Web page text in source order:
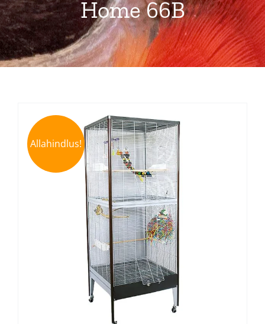
Pakkumised
Blogi
Kontakt
Home 66B
Allahindlus!